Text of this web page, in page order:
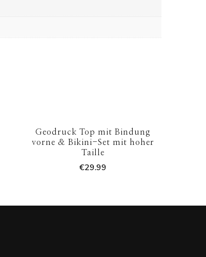
Geodruck Top mit Bindung
vorne & Bikini-Set mit hoher
Taille
€29.99